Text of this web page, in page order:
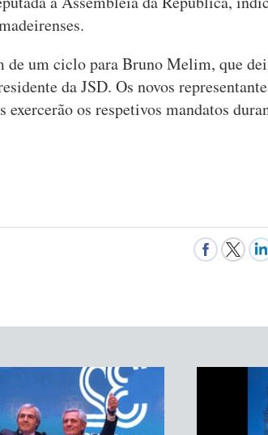
de um ciclo para Bruno Melim, que
da JSD. Os novos
exercerão os respetivos mandatos